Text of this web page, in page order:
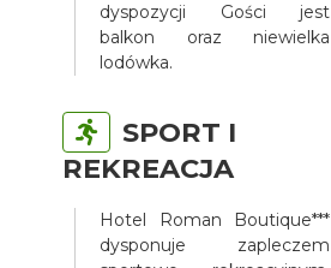
dyspozycji Gości jest
balkon oraz niewielka
lodówka.
SPORT I
REKREACJA
Hotel Roman Boutique***
dysponuje zapleczem